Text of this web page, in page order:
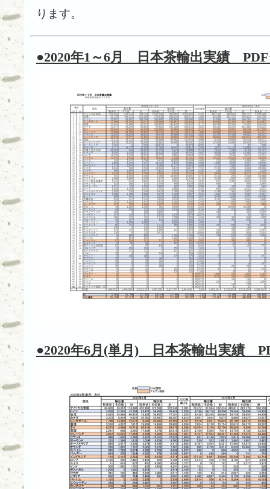
ります。
●2020年1～6月 日本茶輸出実績
●2020年6月(単月) 日本茶輸出実績